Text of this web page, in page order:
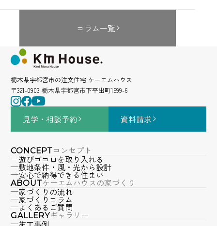
コラム一覧
栃木県宇都宮市の注文住宅 ケーエムハウス
〒321-0903 栃木県宇都宮市下平出町1599-6
見学・相談予約 資料請求
CONCEPTコンセプト
遊びゴコロを取り入れる
敷地条件・風・光から設計
安心で納得できる住まい
ABOUTケーエムハウスの家づくり
家づくりの流れ
家づくりコラム
よくあるご質問
GALLERYギャラリー